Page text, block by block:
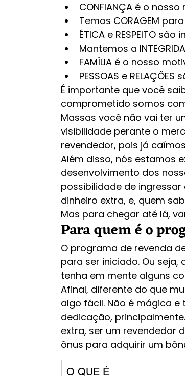
CONFIANÇA é o
Temos CORAGEM
ÉTICA e RESPEITO
Mantemos a
FAMÍLIA é o nosso
PESSOAS e
É importante que você
comprometido somos
Massas você não vai ter
visibilidade perante o
revendedor, pois já
Além disso, nós estamos
desenvolvimento dos
possibilidade de
dinheiro extra, e, quem
Mas para chegar até lá,
Para quem é o
O programa de revenda
para ser iniciado. Ou
tenha em mente alguns
Afinal, diferente do que
algo fácil. Não é mágica
dedicação,
extra, ser um revendedor
ônus para adquirir um
O QUE É